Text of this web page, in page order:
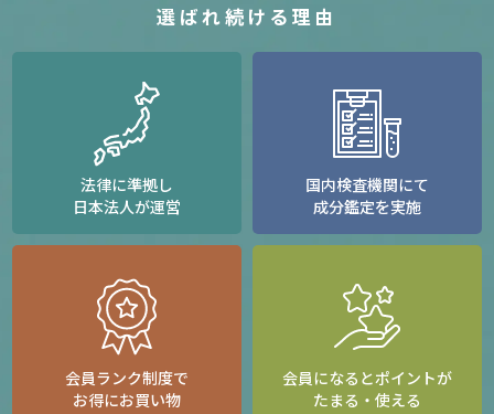
選ばれ続ける理由
法律に準拠し
日本法人が運営
国内検査機関にて
成分鑑定を実施
会員ランク制度で
お得にお買い物
会員になるとポイントが
たまる・使える